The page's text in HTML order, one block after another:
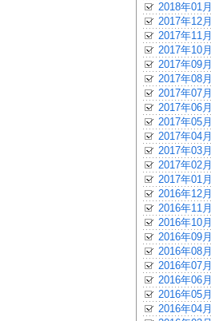
2018年01月
2017年12月
2017年11月
2017年10月
2017年09月
2017年08月
2017年07月
2017年06月
2017年05月
2017年04月
2017年03月
2017年02月
2017年01月
2016年12月
2016年11月
2016年10月
2016年09月
2016年08月
2016年07月
2016年06月
2016年05月
2016年04月